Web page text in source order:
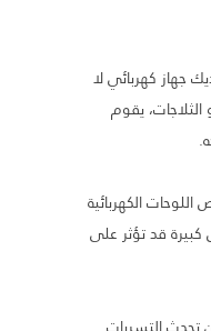
جهاز كهربائي لا
الثلاجات، يقوم
الكهربائية
قد تؤثر على